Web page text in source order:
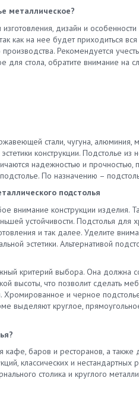
металлическое?
дизайн и
как на нее будет приходиться
Рекомендуется
для стола, обратите внимание на
стали, чугуна,
конструкции. Подстолье
надежностью и прочностью,
По назначению –
подстолья
внимание конструкции изделия.
устойчивости. Подстолья для
и так далее. Уделите
эстетики. Альтернативой
критерий выбора. Она должна
высоты, что позволит сделать
Хромированное и черное
выделяют круглое,
кафе, баров и ресторанов, а
классических и
столика и круглого